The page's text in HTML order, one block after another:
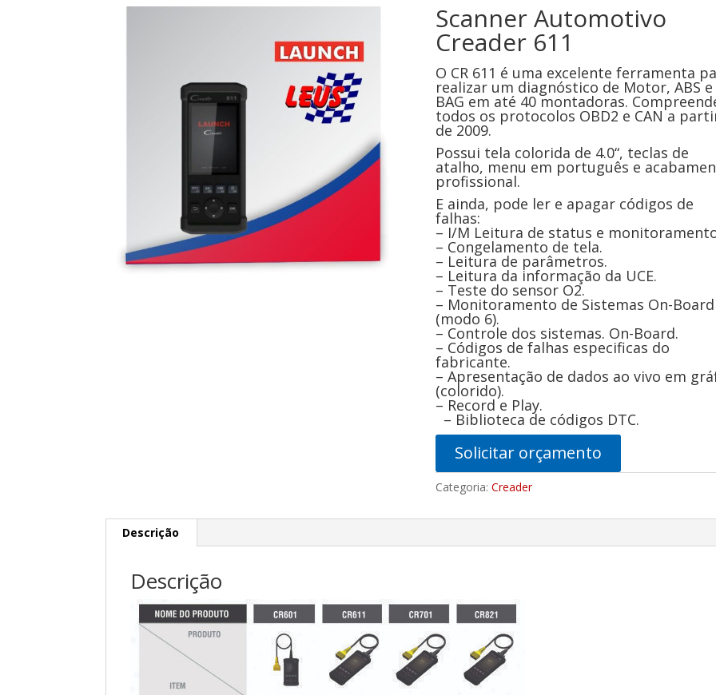
Scanner Automotivo
Creader 611
O CR 611 é uma excelente ferramenta
realizar um diagnóstico de Motor, ABS e
BAG em até 40 montadoras.
todos os protocolos OBD2 e CAN a
de 2009.
Possui tela colorida de 4.0“, teclas de
atalho, menu em português e
profissional.
E ainda, pode ler e apagar códigos de
falhas:
– I/M Leitura de status e
– Congelamento de tela.
– Leitura de parâmetros.
– Leitura da informação da UCE.
– Teste do sensor O2.
– Monitoramento de Sistemas On-Board
(modo 6).
– Controle dos sistemas. On-Board.
– Códigos de falhas especificas do
fabricante.
– Apresentação de dados ao vivo em
(colorido).
– Record e
– Biblioteca de códigos DTC.
Solicitar orçamento
Categoria:Creader
Descrição
Descrição